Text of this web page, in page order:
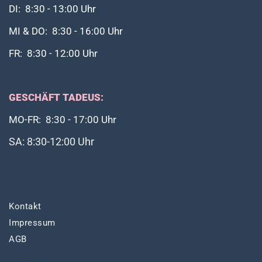
DI: 8:30 - 13:00 Uhr
MI & DO: 8:30 - 16:00 Uhr
FR: 8:30 - 12:00 Uhr
GESCHÄFT TADEUS:
MO-FR: 8:30 - 17:00 Uhr
SA: 8:30-12:00 Uhr
Kontakt
Impressum
AGB